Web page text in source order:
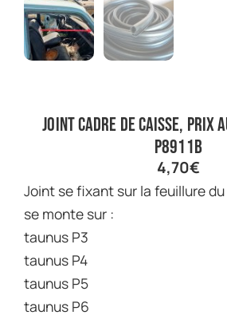
joint cadre de caisse, prix
P8911B
4,70€
joint se fixant sur la feuillure
se monte sur :
taunus P3
taunus P4
taunus P5
taunus P6